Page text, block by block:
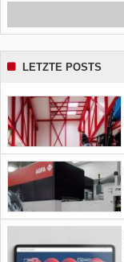
LETZTE POSTS